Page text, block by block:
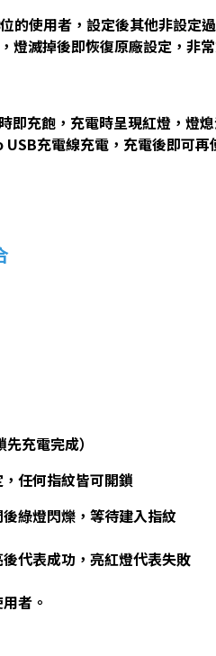
的使用者，設定後其他非設
燈滅掉後即恢復原廠設定，非
即充飽，充電時呈現紅燈，
充電線充電，充電後即可再
充電完成）
任何指紋皆可開鎖
綠燈閃爍，等待建入指紋
代表成功，亮紅燈代表失敗
者。